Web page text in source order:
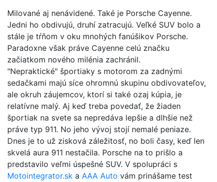
Milované aj nenávidené. Také je Porsche Cayenne.
Jedni ho obdivujú, druhí zatracujú. Veľké SUV bolo a
stále je tŕňom v oku mnohých fanúšikov Porsche.
Paradoxne však práve Cayenne celú značku
začiatkom nového milénia zachránil.
"Nepraktické" športiaky s motorom za zadnými
sedačkami majú síce ohromnú skupinu obdivovateľov,
ale okruh záujemcov, ktorí si také ozaj kúpia, je
relatívne malý. Aj keď treba povedať, že žiaden
športiak na svete sa nepredáva lepšie a dlhšie než
práve typ 911. No jeho vývoj stojí nemalé peniaze.
Dnes je to už zisková záležitosť, no boli časy, keď len
skvelá aura 911 nestačila. Porsche na to prišlo a
predstavilo veľmi úspešné SUV. V spolupráci s
Motointegrator.sk a AAA Auto vám prinášame test